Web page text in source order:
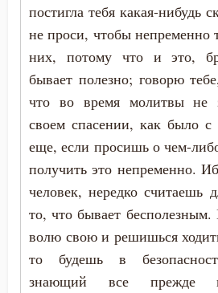
Таинство
Тело
Терпение
Тщеславие
Убийство
Умерший
постигла тебя какая-нибудь
не проси, чтобы непременно
них, потому что и это,
бывает полезно; говорю
что во время молитвы не
своем спасении, как было с
еще, если просишь о чем-
получить это непременно.
человек, нередко считаешь
то, что бывает
волю свою и решишься
то будешь в
знающий все прежде